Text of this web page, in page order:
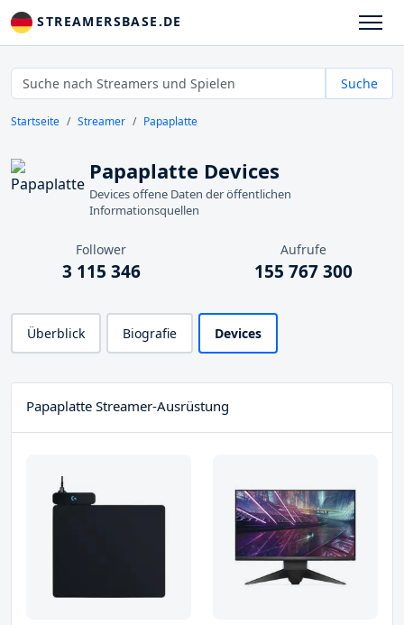
STREAMERSBASE.DE
Suche
Startseite Streamer Papaplatte
Papaplatte Devices
Devices offene Daten der öffentlichen
Informationsquellen
Follower
3 115 346
Aufrufe
155 767 300
Überblick Biografie Devices
Papaplatte Streamer-Ausrüstung